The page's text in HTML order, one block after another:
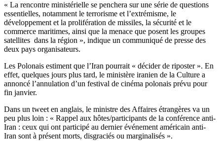
« La rencontre ministérielle se penchera sur une série de questions
essentielles, notamment le terrorisme et l’extrémisme, le
développement et la prolifération de missiles, la sécurité et le
commerce maritimes, ainsi que la menace que posent les groupes
satellites dans la région », indique un communiqué de presse des
deux pays organisateurs.
Les Polonais estiment que l’Iran pourrait « décider de riposter ». En
effet, quelques jours plus tard, le ministère iranien de la Culture a
annoncé l’annulation d’un festival de cinéma polonais prévu pour
fin janvier.
Dans un tweet en anglais, le ministre des Affaires étrangères va un
peu plus loin : « Rappel aux hôtes/participants de la conférence anti-
Iran : ceux qui ont participé au dernier événement américain anti-
Iran sont à présent morts, disgraciés ou marginalisés ».